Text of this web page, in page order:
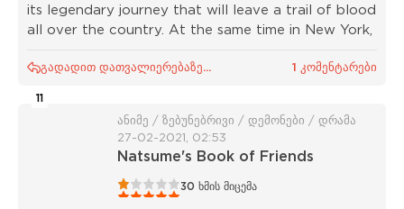
its legendary journey that will leave a trail of blood
all over the country. At the same time in New York,
გადადით დათვალიერებაზე... 1 კომენტარები
11
ანიმე / ზებუნებრივი / დემონები / დრამა
27-02-2021, 02:53
Natsume's Book of Friends
30 ხმის მიცემა